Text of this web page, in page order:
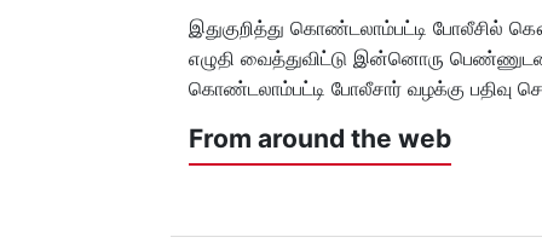
இதுகுறித்து கொண்டலாம்பட்டி
எழுதி வைத்துவிட்டு இன்னொரு பெண்ணுடன்
கொண்டலாம்பட்டி போலீசார் வழக்கு பதிவு
From around the web